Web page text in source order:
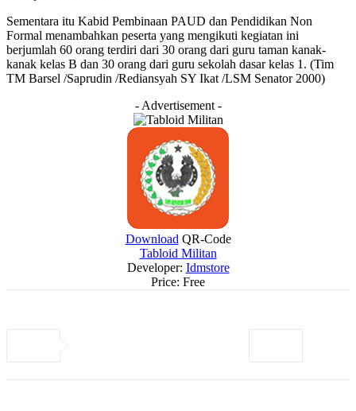
Sementara itu Kabid Pembinaan PAUD dan Pendidikan Non
Formal menambahkan peserta yang mengikuti kegiatan ini
berjumlah 60 orang terdiri dari 30 orang dari guru taman kanak-
kanak kelas B dan 30 orang dari guru sekolah dasar kelas 1. (Tim
TM Barsel /Saprudin /Rediansyah SY Ikat /LSM Senator 2000)
- Advertisement -
Download QR-Code
Tabloid Militan
Developer: Idmstore
Price: Free